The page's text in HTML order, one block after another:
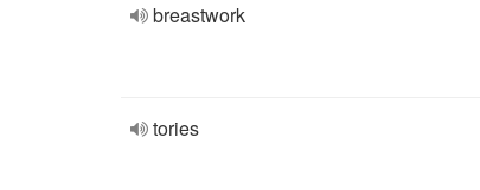
breastwork
tories